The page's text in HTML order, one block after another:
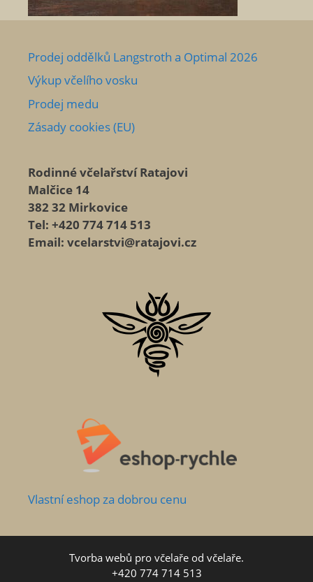
Prodej oddělků Langstroth a Optimal 2026
Výkup včelího vosku
Prodej medu
Zásady cookies (EU)
Rodinné včelařství Ratajovi
Malčice 14
382 32 Mirkovice
Tel: +420 774 714 513
Email: vcelarstvi@ratajovi.cz
Vlastníeshop za dobrou cenu
Tvorba webů pro včelaře od včelaře.
+420 774 714 513